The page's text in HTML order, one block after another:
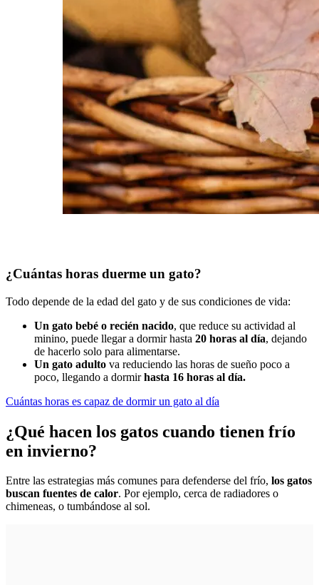
¿Cuántas horas duerme un gato?
Todo depende de la edad del gato y de sus condiciones de vida:
Un gato bebé o recién nacido, que reduce su actividad al
minino, puede llegar a dormir hasta 20 horas al día, dejando
de hacerlo solo para alimentarse.
Un gato adulto va reduciendo las horas de sueño poco a
poco, llegando a dormirhasta 16 horas al día.
Cuántas horas es capaz de dormir un gato al día
¿Qué hacen los gatos cuando tienen frío
en invierno?
Entre las estrategias más comunes para defenderse del frío, los gatos
buscan fuentes de calor. Por ejemplo, cerca de radiadores o
chimeneas, o tumbándose al sol.